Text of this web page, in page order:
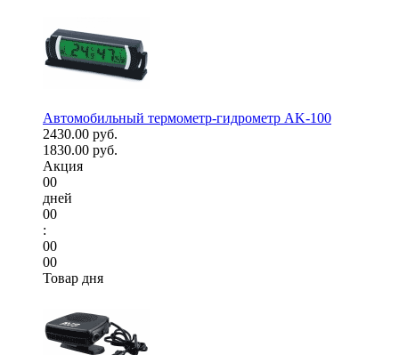
Автомобильный термометр-гидрометр AK-100
2430.00 руб.
1830.00 руб.
Акция
00
дней
00
:
00
00
Товар дня